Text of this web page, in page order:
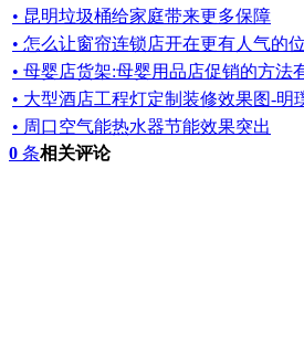
• 昆明垃圾桶给家庭带来更多保障
• 怎么让窗帘连锁店开在更有人气的
• 母婴店货架:母婴用品店促销的方法
• 大型酒店工程灯定制装修效果图-明
• 周口空气能热水器节能效果突出
0 条相关评论